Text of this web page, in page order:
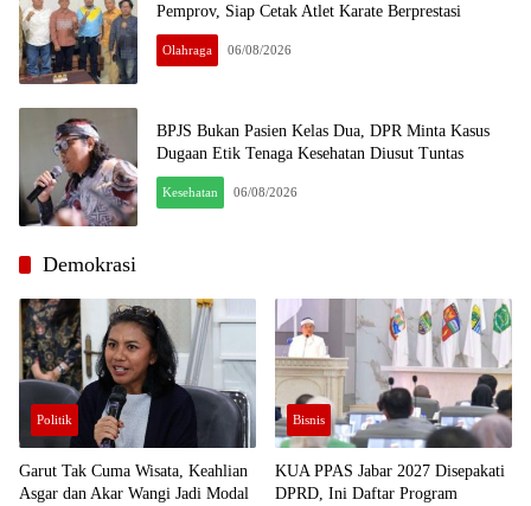
Pemprov, Siap Cetak Atlet Karate Berprestasi
Olahraga 06/08/2026
BPJS Bukan Pasien Kelas Dua, DPR Minta Kasus
Dugaan Etik Tenaga Kesehatan Diusut Tuntas
Kesehatan 06/08/2026
Demokrasi
Politik
Garut Tak Cuma Wisata, Keahlian
Asgar dan Akar Wangi Jadi Modal
Bisnis
KUA PPAS Jabar 2027 Disepakati
DPRD, Ini Daftar Program